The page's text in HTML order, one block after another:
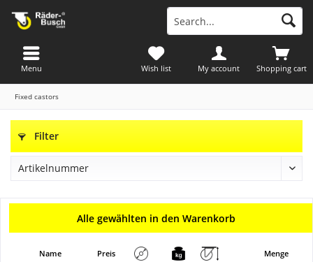
Shopping cart
Wish list My account
Menu
Fixed castors
Filter
Alle gewählten in den Warenkorb
Name Preis Menge